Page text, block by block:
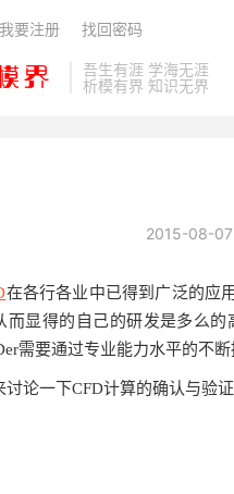
吾生有涯 学海无涯
析模有界 知识无界
我要注册 找回密码
2015-08-07
在各行各业中已得到广泛的应
而显得的自己的研发是多么
需要通过专业能力水平的不
讨论一下CFD计算的确认与验证